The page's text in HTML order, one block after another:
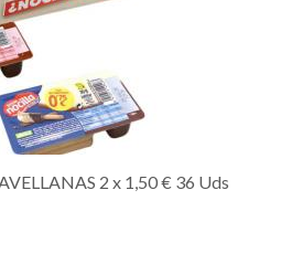
2 x 1,50 € 36 Uds